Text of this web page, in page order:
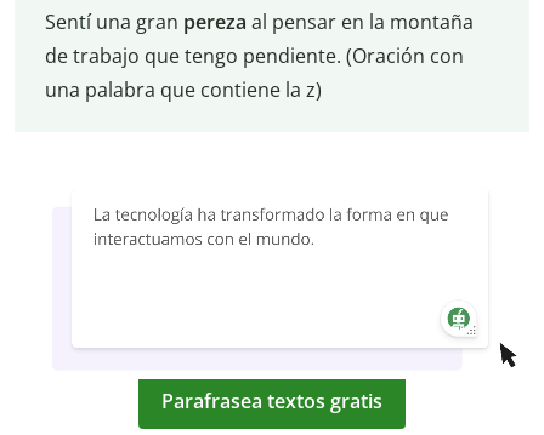
Sentí una gran pereza al pensar en la montaña
de trabajo que tengo pendiente. (Oración con
una palabra que contiene la z)
Parafrasea textos gratis